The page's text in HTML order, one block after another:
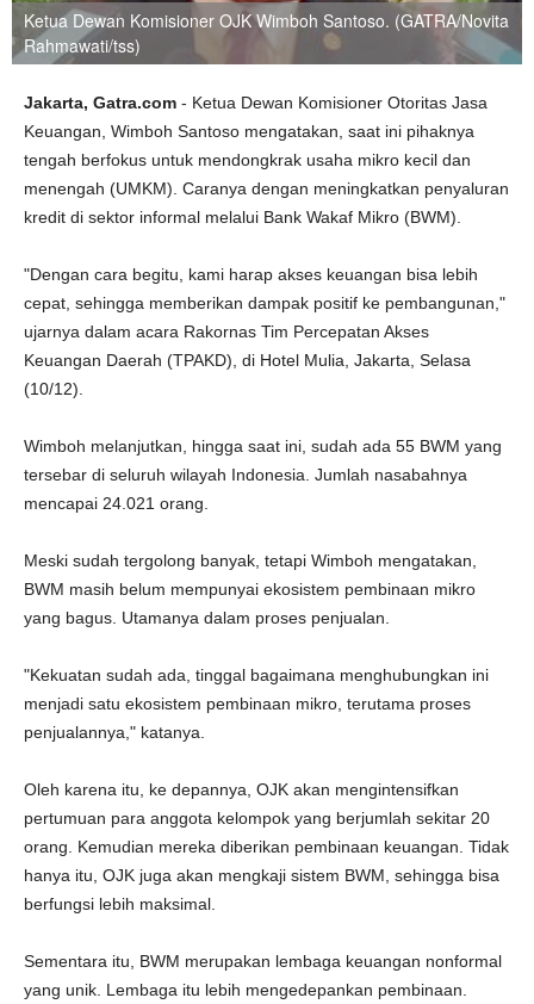
Ketua Dewan Komisioner OJK Wimboh Santoso. (GATRA/Novita
Rahmawati/tss)
Jakarta, Gatra.com - Ketua Dewan Komisioner Otoritas Jasa
Keuangan, Wimboh Santoso mengatakan, saat ini pihaknya
tengah berfokus untuk mendongkrak usaha mikro kecil dan
menengah (UMKM). Caranya dengan meningkatkan penyaluran
kredit di sektor informal melalui Bank Wakaf Mikro (BWM).
"Dengan cara begitu, kami harap akses keuangan bisa lebih
cepat, sehingga memberikan dampak positif ke pembangunan,"
ujarnya dalam acara Rakornas Tim Percepatan Akses
Keuangan Daerah (TPAKD), di Hotel Mulia, Jakarta, Selasa
(10/12).
Wimboh melanjutkan, hingga saat ini, sudah ada 55 BWM yang
tersebar di seluruh wilayah Indonesia. Jumlah nasabahnya
mencapai 24.021 orang.
Meski sudah tergolong banyak, tetapi Wimboh mengatakan,
BWM masih belum mempunyai ekosistem pembinaan mikro
yang bagus. Utamanya dalam proses penjualan.
"Kekuatan sudah ada, tinggal bagaimana menghubungkan ini
menjadi satu ekosistem pembinaan mikro, terutama proses
penjualannya," katanya.
Oleh karena itu, ke depannya, OJK akan mengintensifkan
pertumuan para anggota kelompok yang berjumlah sekitar 20
orang. Kemudian mereka diberikan pembinaan keuangan. Tidak
hanya itu, OJK juga akan mengkaji sistem BWM, sehingga bisa
berfungsi lebih maksimal.
Sementara itu, BWM merupakan lembaga keuangan nonformal
yang unik. Lembaga itu lebih mengedepankan pembinaan.